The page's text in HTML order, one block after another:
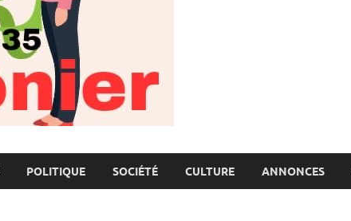
POLITIQUE SOCIÉTÉ CULTURE ANNONCES